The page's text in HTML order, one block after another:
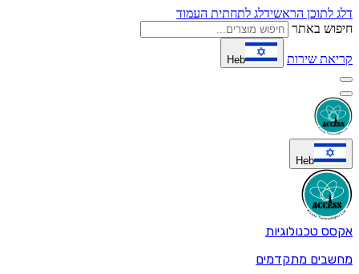
דלג לתוכן הראשידלג לתחתית העמוד
חיפוש באתר
קריאת שירות Heb
Heb
אקסס טכנולוגיות
מחשבים מתקדמים